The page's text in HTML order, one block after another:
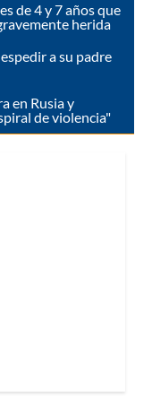
de 4 y 7 años que
herida
a su padre
en Rusia y
de violencia"